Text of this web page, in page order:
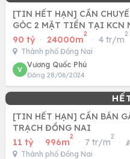
[TIN HẾT HẠN] CẦN
GÓC 2 MẶT TIỀN TẠI KCN
24.000 M2 CHỈ 90 TỶ
90 tỷ · 24000m
2
· 4 tr/m
2
Thành phố Đồng Nai
V
Vương Quốc Phú
Đăng 28/06/2024
[TIN HẾT HẠN] CẦN BÁN
TRẠCH ĐỒNG NAI
11 tỷ · 996m
2
· 7 tr/m
2
·
Thành phố Đồng Nai